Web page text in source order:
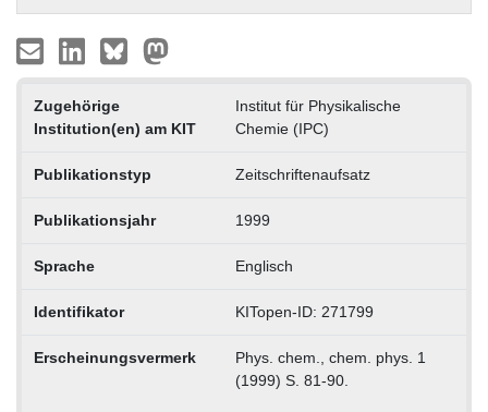
Zugehörige
Institution(en) am KIT
Institut für Physikalische
Chemie (IPC)
Publikationstyp Zeitschriftenaufsatz
Publikationsjahr 1999
Sprache Englisch
Identifikator KITopen-ID: 271799
Erscheinungsvermerk
Phys. chem., chem. phys. 1
(1999) S. 81-90.